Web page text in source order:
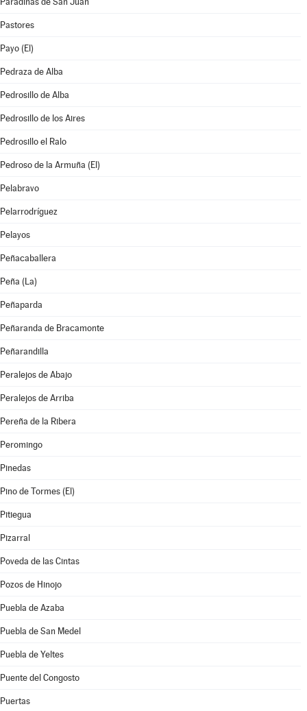
Pastores
Payo (El)
Pedraza de Alba
Pedrosillo de Alba
Pedrosillo de los Aires
Pedrosillo el Ralo
Pedroso de la Armuña (El)
Pelabravo
Pelarrodríguez
Pelayos
Peñacaballera
Peña (La)
Peñaparda
Peñaranda de Bracamonte
Peñarandilla
Peralejos de Abajo
Peralejos de Arriba
Pereña de la Ribera
Peromingo
Pinedas
Pino de Tormes (El)
Pitiegua
Pizarral
Poveda de las Cintas
Pozos de Hinojo
Puebla de Azaba
Puebla de San Medel
Puebla de Yeltes
Puente del Congosto
Puertas